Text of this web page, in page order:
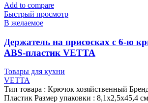
Add to compare
Быстрый просмотр
В желаемое
Держатель на присосках с 6-ю
ABS-пластик VETTA
Товары для кухни
VETTA
Тип товара : Крючок хозяйственный
Пластик Размер упаковки : 8,1х2,5х45,4